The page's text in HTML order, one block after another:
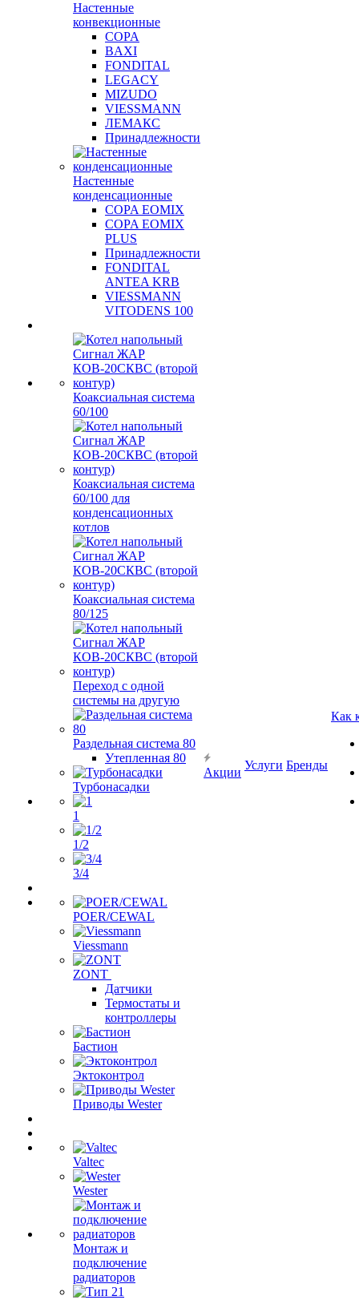
Настенные
конвекционные
COPA
BAXI
FONDITAL
LEGACY
MIZUDO
VIESSMANN
ЛЕМАКС
Принадлежности
Настенные
конденсационные
COPA EOMIX
COPA EOMIX
PLUS
Принадлежности
FONDITAL
ANTEA KRB
VIESSMANN
VITODENS 100
Коаксиальная система
60/100
Коаксиальная система
60/100 для
конденсационных
котлов
Коаксиальная система
80/125
Переход с одной
системы на другую
Раздельная система 80
Утепленная 80
Турбонасадки
1
1/2
3/4
POER/CEWAL
Viessmann
ZONT
Датчики
Термостаты и
контроллеры
Бастион
Эктоконтрол
Приводы Wester
Valtec
Wester
Монтаж и
подключение
радиаторов
Акции
Услуги Бренды
Как